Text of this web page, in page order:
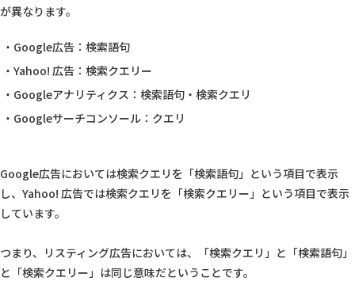
が異なります。
Google広告：検索語句
Yahoo! 広告：検索クエリー
Googleアナリティクス：検索語句・検索クエリ
Googleサーチコンソール：クエリ
Google広告においては検索クエリを「検索語句」という項目で表示
し、Yahoo! 広告では検索クエリを「検索クエリー」という項目で表示
しています。
つまり、リスティング広告においては、「検索クエリ」と「検索語句」
と「検索クエリー」は同じ意味だということです。